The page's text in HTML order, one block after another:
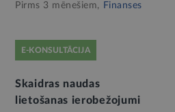
Pirms 3 mēnešiem, Finanses
E-KONSULTĀCIJA
Skaidras naudas
lietošanas ierobežojumi